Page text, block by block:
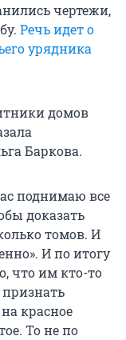
чертежи,
Речь идет о
урядника
домов
Баркова.
поднимаю все
доказать
томов. И
И по итогу
что им кто-то
красное
То не по